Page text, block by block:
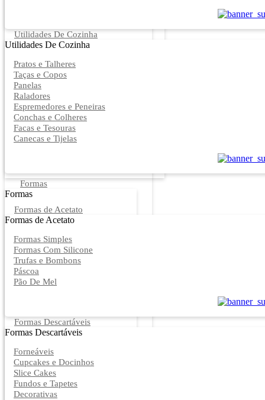
Utilidades De Cozinha
Utilidades De Cozinha
Pratos e Talheres
Taças e Copos
Panelas
Raladores
Espremedores e Peneiras
Conchas e Colheres
Facas e Tesouras
Canecas e Tijelas
Formas
Formas
Formas de Acetato
Formas de Acetato
Formas Simples
Formas Com Silicone
Trufas e Bombons
Páscoa
Pão De Mel
Formas Descartáveis
Formas Descartáveis
Forneáveis
Cupcakes e Docinhos
Slice Cakes
Fundos e Tapetes
Decorativas